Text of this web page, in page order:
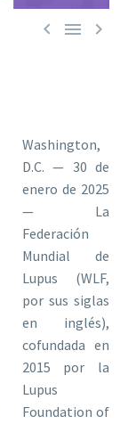
  
Washington,
D.C. — 30 de
enero de 2025
— La
Federación
Mundial de
Lupus (WLF,
por sus siglas
en inglés),
cofundada en
2015 por la
Lupus
Foundation of